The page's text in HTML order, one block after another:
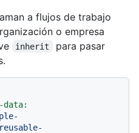
a flujos de trabajo
o empresa
inherit
para pasar
data: